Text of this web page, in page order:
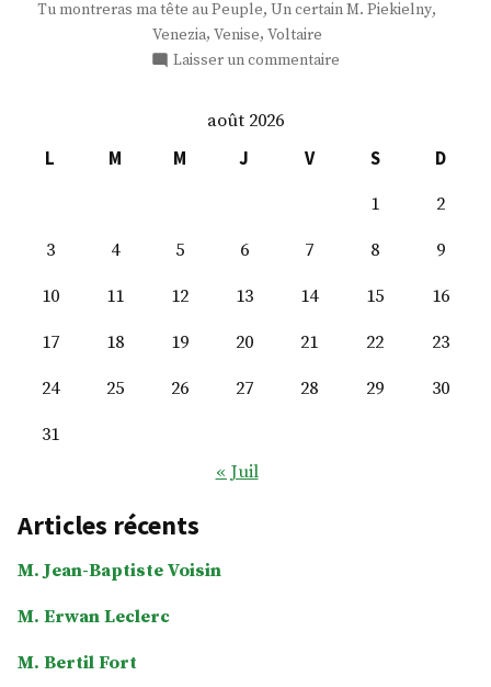
Tu montreras ma tête au Peuple, Un certain M. Piekielny,
Venezia, Venise, Voltaire
Laisser un commentaire
Désérable
août 2026
L
M M J V S
D
1
2
3
4 5 6 7 8
9
10
11 12 13 14 15
16
17
18 19 20 21 22
23
24
25 26 27 28 29
30
31
« Juil
Articles récents
M. Jean-Baptiste Voisin
M. Erwan Leclerc
M. Bertil Fort